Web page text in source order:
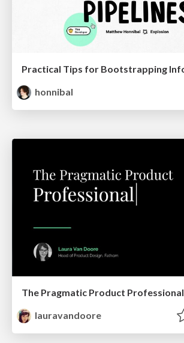
honnibal
The Pragmatic Product Professional
lauravandoore